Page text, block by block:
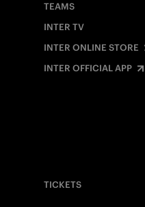
TEAMS
INTER TV
INTER ONLINE STORE
INTER OFFICIAL APP
TICKETS